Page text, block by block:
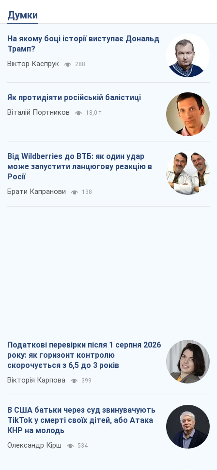
Думки
На якому боці історії виступає Дональд
Трамп?
Віктор Каспрук 288
Як протидіяти російській балістиці
Віталій Портников 18,0 т.
Від Wildberries до ВТБ: як один удар
може запустити ланцюгову реакцію в
Росії
Брати Капранови 138
Податкові перевірки після 1 серпня 2026
року: як горизонт контролю
скорочується з 6,5 до 3 років
Вікторія Карпова 399
В США батьки через суд звинувачують
TikTok у смерті своїх дітей, або Атака
КНР на молодь
Олександр Кірш 534